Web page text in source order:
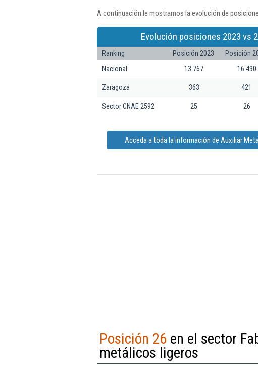
A continuación le mostramos la evolución de
Evolución posiciones 2023 vs
Ranking Posición 2023 Posición
Nacional
13.767 16.490
Zaragoza 363 421
Sector CNAE 2592 25 26
Acceda a toda la información de Auxiliar
Posición 26 en el sector
metálicos ligeros